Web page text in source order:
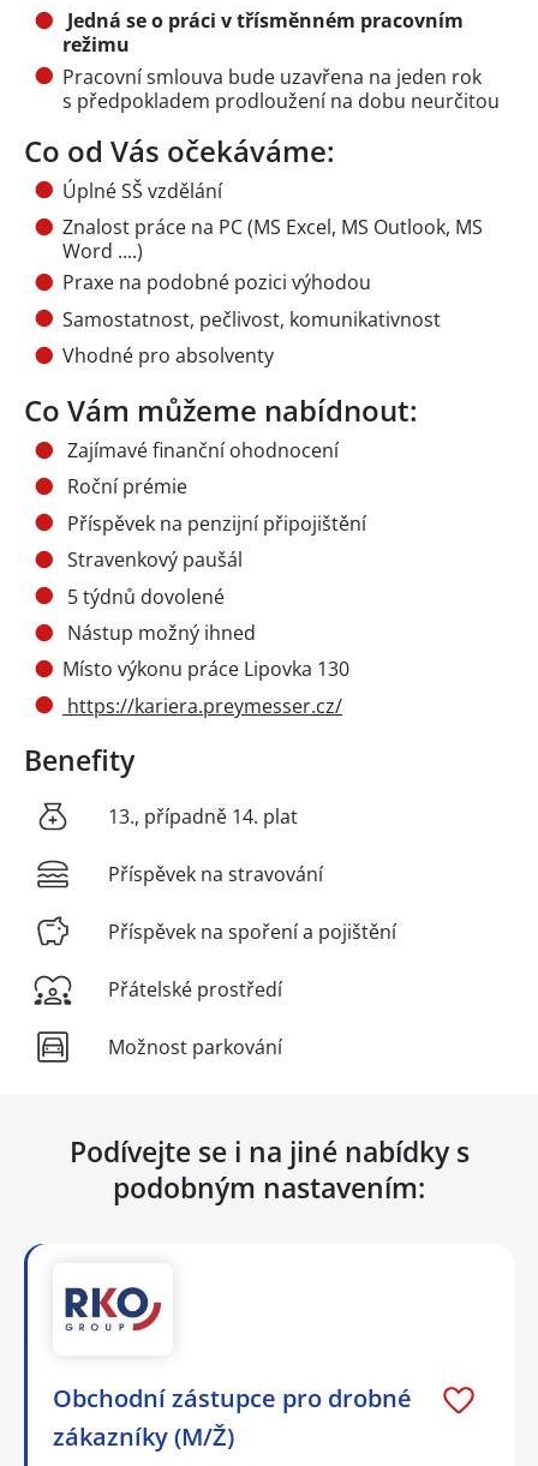
Jedná se o práci v třísměnném pracovním
režimu
Pracovní smlouva bude uzavřena na jeden rok
s předpokladem prodloužení na dobu neurčitou
Co od Vás očekáváme:
Úplné SŠ vzdělání
Znalost práce na PC (MS Excel, MS Outlook, MS
Word ....)
Praxe na podobné pozici výhodou
Samostatnost, pečlivost, komunikativnost
Vhodné pro absolventy
Co Vám můžeme nabídnout:
Zajímavé finanční ohodnocení
Roční prémie
Příspěvek na penzijní připojištění
Stravenkový paušál
5 týdnů dovolené
Nástup možný ihned
Místo výkonu práce Lipovka 130
https://kariera.preymesser.cz/
Benefity
13., případně 14. plat
Příspěvek na stravování
Příspěvek na spoření a pojištění
Přátelské prostředí
Možnost parkování
Podívejte se i na jiné nabídky s
podobným nastavením:
Obchodní zástupce pro drobné
zákazníky (M/Ž)